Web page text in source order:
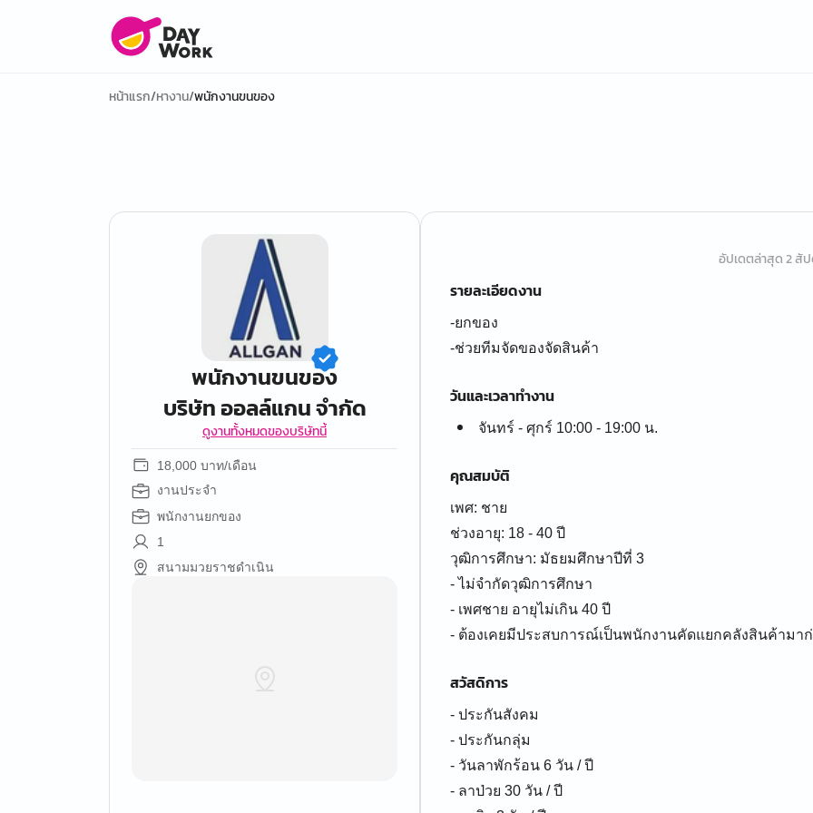
หน้าแรก/หางาน/พนักงานขนของ
พนักงานขนของ
บริษัท ออลล์แกน จำกัด
ดูงานทั้งหมดของบริษัทนี้
18,000 บาท/เดือน
งานประจำ
พนักงานยกของ
1
สนามมวยราชดำเนิน
อัปเดตล่าสุด 2 สั
รายละเอียดงาน
-ยกของ
วันและเวลาทำงาน
จันทร์ - ศุกร์ 10:00 - 19:00 น.
คุณสมบัติ
เพศ: ชาย
ช่วงอายุ: 18 - 40 ปี
วุฒิการศึกษา: มัธยมศึกษาปีที่ 3
- ไม่จำกัดวุฒิการศึกษา
- เพศชาย อายุไม่เกิน 40 ปี
- ต้องเคยมีประสบการณ์เป็นพนักงานคัดแยกคลังสินค้ามา
สวัสดิการ
- ประกันสังคม
- ประกันกลุ่ม
- วันลาพักร้อน 6 วัน / ปี
- ลาป่วย 30 วัน / ปี